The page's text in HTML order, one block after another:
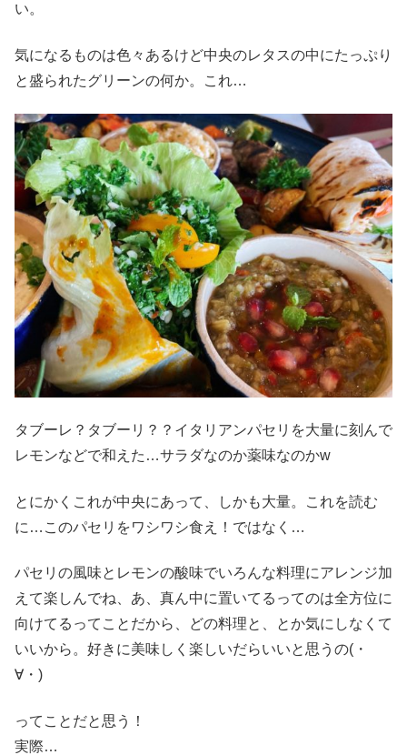
い。
気になるものは色々あるけど中央のレタスの中にたっぷり
と盛られたグリーンの何か。これ…
タブーレ？タブーリ？？イタリアンパセリを大量に刻んで
レモンなどで和えた…サラダなのか薬味なのかw
とにかくこれが中央にあって、しかも大量。これを読む
に…このパセリをワシワシ食え！ではなく…
パセリの風味とレモンの酸味でいろんな料理にアレンジ加
えて楽しんでね、あ、真ん中に置いてるってのは全方位に
向けてるってことだから、どの料理と、とか気にしなくて
いいから。好きに美味しく楽しいだらいいと思うの(・
∀・)
ってことだと思う！
実際…